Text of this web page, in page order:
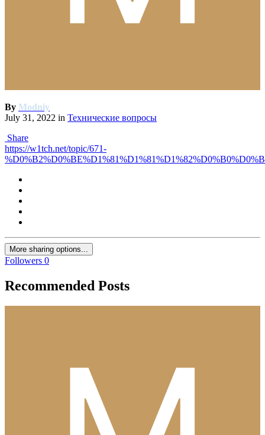
By Modniy
July 31, 2022 in Технические вопросы
Share
https://w1tch.net/topic/671-
More sharing options...
Followers 0
Recommended Posts